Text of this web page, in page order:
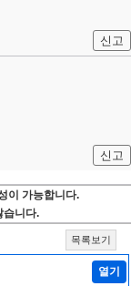
신고
신고
이 가능합니다.
습니다.
목록보기
열기